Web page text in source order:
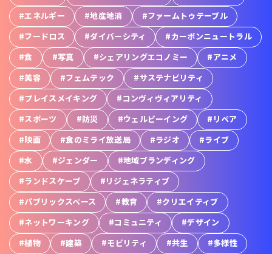
#エネルギー
#地産地消
#ファームトゥテーブル
#フードロス
#ダイバーシティ
#カーボンニュートラル
#食
#写真 #シェアリングエコノミー
#アニメ
#美容
#フェムテック
#サステナビリティ
#プレイスメイキング
#コンヴィヴィアリティ
#スポーツ
#防災 #ウェルビーイング
#リペア
#映画
#食のミライ放送局 #ラジオ
#ライブ
#水
#ジェンダー
#地域ブランディング
#ランドスケープ
#リジェネラティブ
#パブリックスペース
#教育
#クリエイティブ
#ネットワーキング
#コミュニティ
#デザイン
#植物
#建築 #モビリティ #共生
#多様性